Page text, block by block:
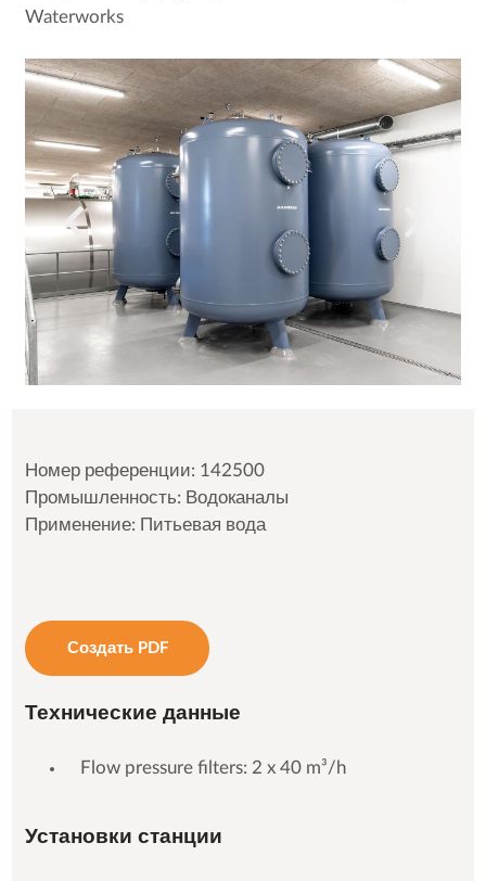
Waterworks
Номер референции: 142500
Промышленность: Водоканалы
Применение: Питьевая вода
Создать PDF
Технические данные
Flow pressure filters: 2 x 40 m³/h
Установки станции